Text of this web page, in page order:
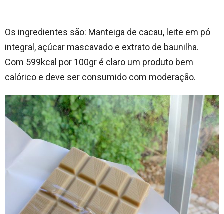
Os ingredientes são: Manteiga de cacau, leite em pó
integral, açúcar mascavado e extrato de baunilha.
Com 599kcal por 100gr é claro um produto bem
calórico e deve ser consumido com moderação.